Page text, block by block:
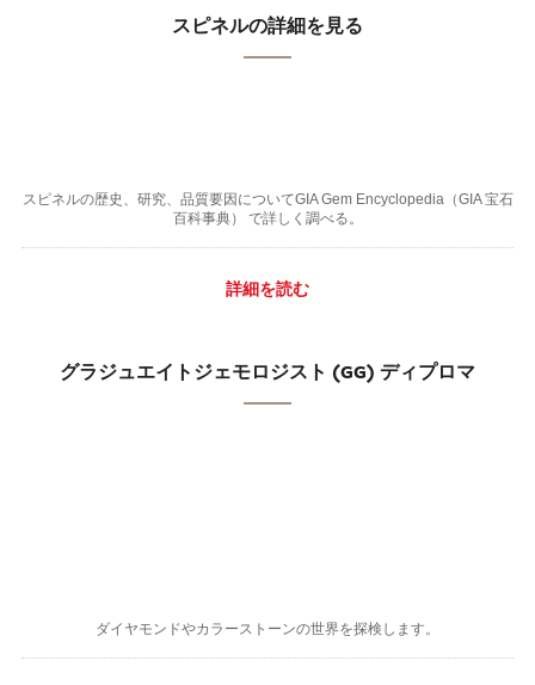
スピネルの詳細を見る
スピネルの歴史、研究、品質要因についてGIA Gem Encyclopedia（GIA 宝石
百科事典） で詳しく調べる。
詳細を読む
グラジュエイトジェモロジスト (GG) ディプロマ
ダイヤモンドやカラーストーンの世界を探検します。